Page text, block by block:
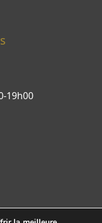
19h00